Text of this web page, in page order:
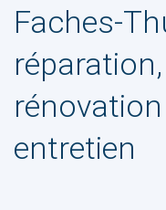
Faches-
réparation,
entretien